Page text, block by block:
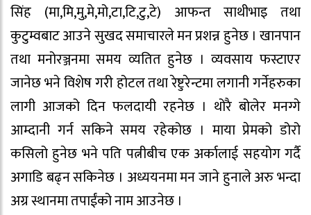
सिंह (मा,मि,मु,मे,मो,टा,टि,टु,टे) आफन्त साथीभाइ तथा
कुटुम्वबाट आउने सुखद समाचारले मन प्रशन्न हुनेछ । खानपान
तथा मनोरञ्जनमा समय व्यतित हुनेछ । व्यवसाय फस्टाएर
जानेछ भने विशेष गरी होटल तथा रेष्टुरेन्टमा लगानी गर्नेहरुका
लागी आजको दिन फलदायी रहनेछ । थोरै बोलेर मनग्गे
आम्दानी गर्न सकिने समय रहेकोछ । माया प्रेमको डोरो
कसिलो हुनेछ भने पति पत्नीबीच एक अर्कालाई सहयोग गर्दै
अगाडि बढ्न सकिनेछ । अध्ययनमा मन जाने हुनाले अरु भन्दा
अग्र स्थानमा तपाईंको नाम आउनेछ ।